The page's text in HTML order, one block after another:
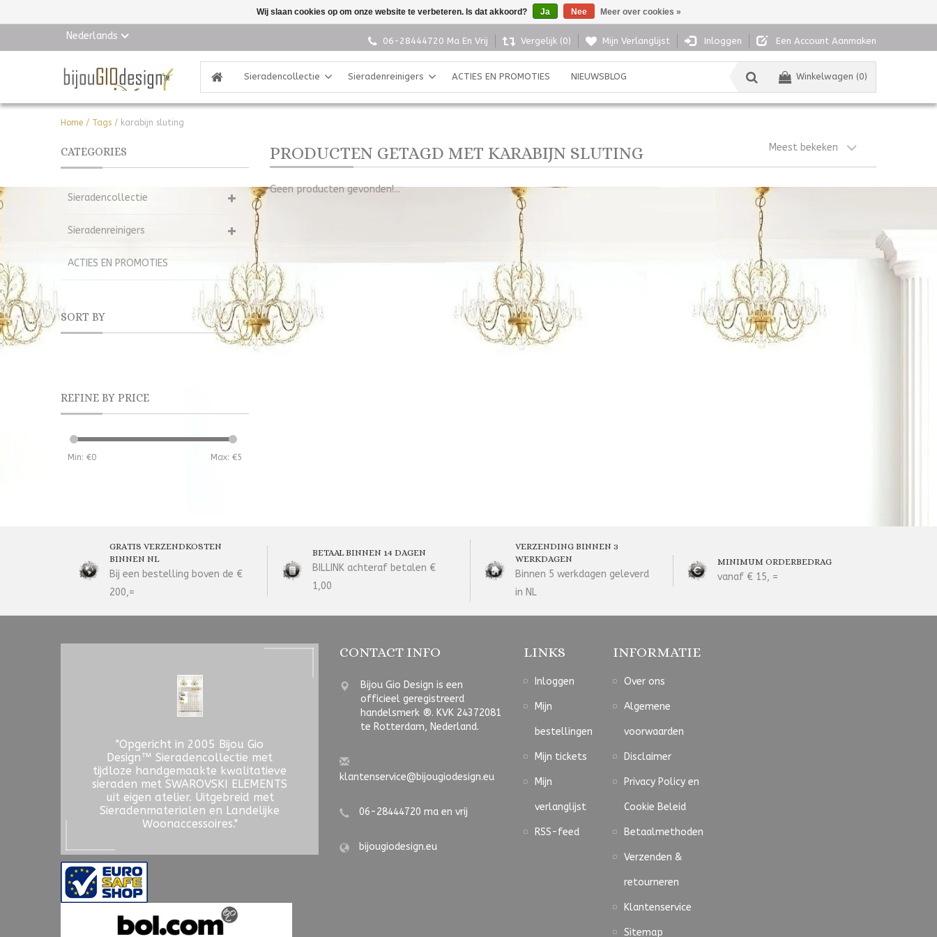
Nederlands 06-28444720 Ma En Vrij Vergelijk (0) Mijn Verlanglijst Inloggen Een Account Aanmaken
Winkelwagen (0)
Sieradencollectie Sieradenreinigers ACTIES EN PROMOTIES NIEUWSBLOG
Home / Tags / karabijn sluting
CATEGORIES
Sieradencollectie
Sieradenreinigers
ACTIES EN PROMOTIES
SORT BY
REFINE BY PRICE
Min: €0 Max: €5
PRODUCTEN GETAGD MET KARABIJN SLUTING Meest bekeken
Geen producten gevonden!...
GRATIS VERZENDKOSTEN
BINNEN NL
Bij een bestelling boven de €
200,=
BETAAL BINNEN 14 DAGEN
BILLINK achteraf betalen €
1,00
VERZENDING BINNEN 3
WERKDAGEN
Binnen 5 werkdagen geleverd
in NL
MINIMUM ORDERBEDRAG
vanaf € 15, =
"Opgericht in 2005 Bijou Gio
Design™ Sieradencollectie met
tijdloze handgemaakte kwalitatieve
sieraden met SWAROVSKI ELEMENTS
uit eigen atelier. Uitgebreid met
Sieradenmaterialen en Landelijke
Woonaccessoires."
CONTACT INFO
Bijou Gio Design is een
officieel geregistreerd
handelsmerk ®. KVK 24372081
te Rotterdam, Nederland.
klantenservice@bijougiodesign.eu
06-28444720 ma en vrij
bijougiodesign.eu
LINKS
Inloggen
Mijn
bestellingen
Mijn tickets
Mijn
verlanglijst
RSS-feed
INFORMATIE
Over ons
Algemene
voorwaarden
Disclaimer
Privacy Policy en
Cookie Beleid
Betaalmethoden
Verzenden &
retourneren
Klantenservice
Sitemap
Wij slaan cookies op om onze website te verbeteren. Is dat akkoord? Ja Nee Meer over cookies »